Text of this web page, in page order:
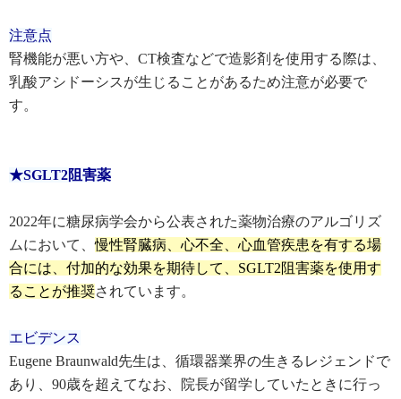
注意点
腎機能が悪い方や、CT検査などで造影剤を使用する際は、
乳酸アシドーシスが生じることがあるため注意が必要で
す。
★SGLT2阻害薬
2022年に糖尿病学会から公表された薬物治療のアルゴリズ
ムにおいて、慢性腎臓病、心不全、心血管疾患を有する場
合には、付加的な効果を期待して、SGLT2阻害薬を使用す
ることが推奨されています。
エビデンス
Eugene Braunwald先生は、循環器業界の生きるレジェンドで
あり、90歳を超えてなお、院長が留学していたときに行っ